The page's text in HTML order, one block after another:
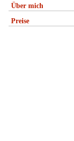
Über mich
Preise